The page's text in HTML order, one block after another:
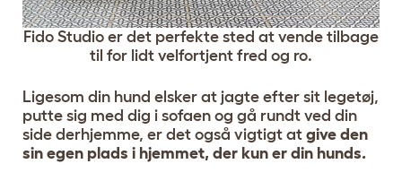
Fido Studio er det perfekte sted at vende tilbage
til for lidt velfortjent fred og ro.
Ligesom din hund elsker at jagte efter sit legetøj,
putte sig med dig i sofaen og gå rundt ved din
side derhjemme, er det også vigtigt at give den
sin egen plads i hjemmet, der kun er din hunds.